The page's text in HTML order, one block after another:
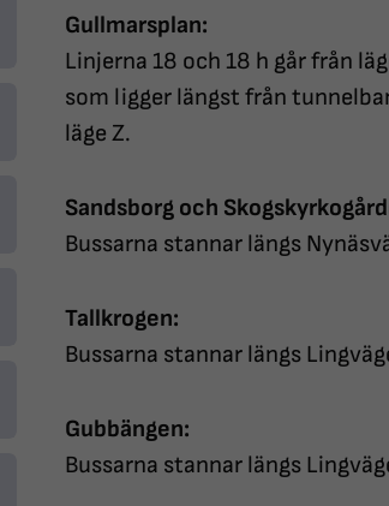
Gullmarsplan:
Linjerna 18 och 18 h går från
som ligger längst från
läge Z.
Sandsborg och
Bussarna stannar längs
Tallkrogen:
Bussarna stannar längs
Gubbängen:
Bussarna stannar längs